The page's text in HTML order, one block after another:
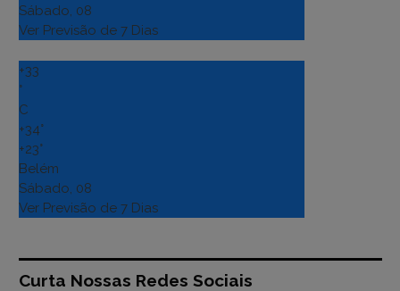
Sábado, 08
Ver Previsão de 7 Dias
+33
°
C
+34°
+23°
Belém
Sábado, 08
Ver Previsão de 7 Dias
Curta Nossas Redes Sociais